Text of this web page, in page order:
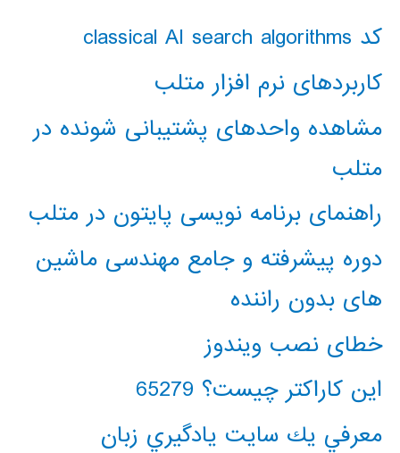
کد classical AI search algorithms
کاربردهای نرم افزار متلب
مشاهده واحدهای پشتیبانی شونده در
متلب
راهنمای برنامه نویسی پایتون در متلب
دوره پیشرفته و جامع مهندسی ماشین
های بدون راننده
خطای نصب ویندوز
این کاراکتر چیست؟ 65279
معرفي يك سايت يادگيري زبان